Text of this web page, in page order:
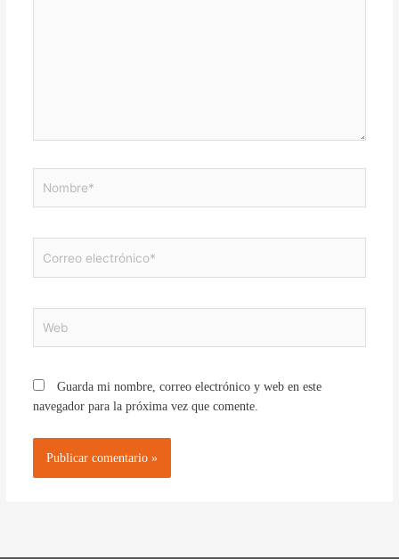
electrónico*
Guarda mi nombre, correo electrónico y web en este
navegador para la próxima vez que comente.